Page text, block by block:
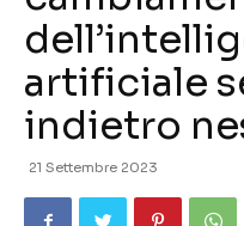
artificiale
indietro
21 Settembre 2023